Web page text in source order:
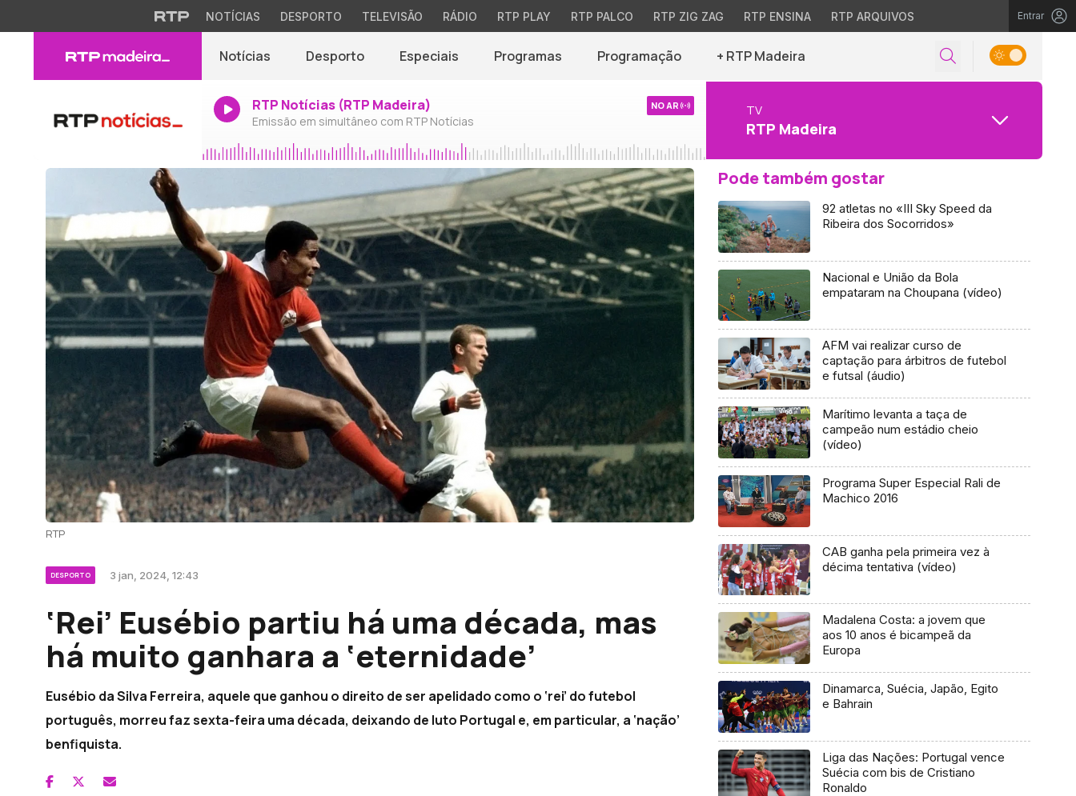
NOTÍCIAS DESPORTO TELEVISÃO RÁDIO RTP PLAY RTP PALCO RTP ZIG ZAG RTP ENSINA RTP ARQUIVOS Entrar
Notícias Desporto Especiais Programas Programação + RTP Madeira
RTP Notícias (RTP Madeira)
Emissão em simultâneo com RTP Notícias
NO AR TV
RTP Madeira
RTP
DESPORTO 3 jan, 2024, 12:43
‘Rei’ Eusébio partiu há uma década, mas
há muito ganhara a ‘eternidade’
Eusébio da Silva Ferreira, aquele que ganhou o direito de ser apelidado como o ‘rei’ do futebol
português, morreu faz sexta-feira uma década, deixando de luto Portugal e, em particular, a ‘nação’
benfiquista.
Pode também gostar
92 atletas no «III Sky Speed da
Ribeira dos Socorridos»
Nacional e União da Bola
empataram na Choupana (vídeo)
AFM vai realizar curso de
captação para árbitros de futebol
e futsal (áudio)
Marítimo levanta a taça de
campeão num estádio cheio
(vídeo)
Programa Super Especial Rali de
Machico 2016
CAB ganha pela primeira vez à
décima tentativa (vídeo)
Madalena Costa: a jovem que
aos 10 anos é bicampeã da
Europa
Dinamarca, Suécia, Japão, Egito
e Bahrain
Liga das Nações: Portugal vence
Suécia com bis de Cristiano
Ronaldo